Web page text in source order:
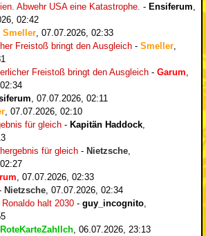
Abwehr USA eine Katastrophe. - Ensiferum,
02:42
Smeller, 07.07.2026, 02:33
Freistoß bringt den Ausgleich - Smeller,
Freistoß bringt den Ausgleich - Garum,
, 07.07.2026, 02:11
, 07.07.2026, 02:10
für gleich - Kapitän Haddock,
für gleich - Nietzsche,
, 07.07.2026, 02:33
Nietzsche, 07.07.2026, 02:34
halt 2030 - guy_incognito,
, 06.07.2026, 23:13